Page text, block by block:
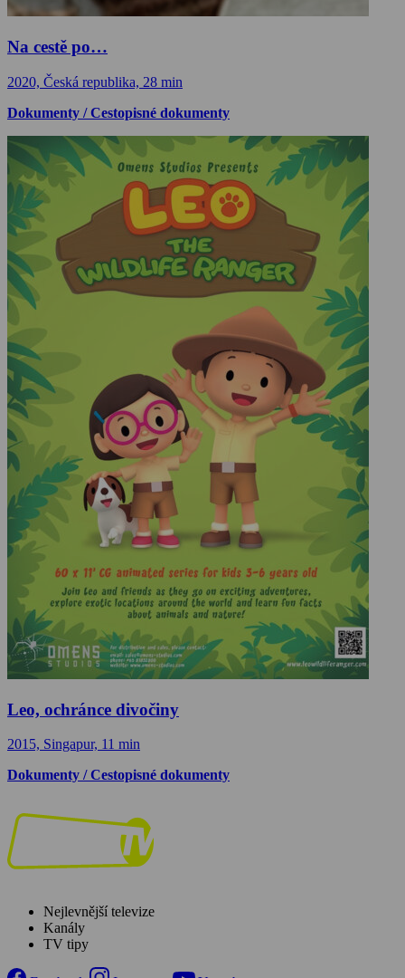
Na cestě po…
2020, Česká republika, 28 min
Dokumenty / Cestopisné dokumenty
Leo, ochránce divočiny
2015, Singapur, 11 min
Dokumenty / Cestopisné dokumenty
Nejlevnější televize
Kanály
TV tipy